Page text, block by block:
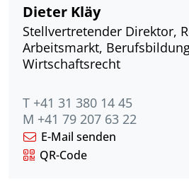
Dieter Kläy
Stellvertretender Direktor,
Arbeitsmarkt,
Wirtschaftsrecht
T +41 31 380 14 45
M +41 79 207 63 22
E-Mail senden
QR-Code